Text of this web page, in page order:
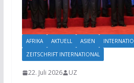
AFRIKA AKTUELL ASIEN
ZEITSCHRIFT INTERNATIONAL
22. Juli 2026 UZ